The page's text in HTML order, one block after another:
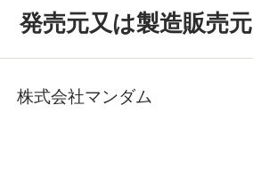
発売元又は製造販売元
株式会社マンダム